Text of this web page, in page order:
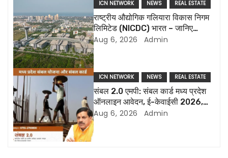
g
a
t
i
o
n
ICN NETWORK NEWS REAL ESTATE
राष्ट्रीय औद्योगिक गलियारा विकास निगम
लिमिटेड (NICDC) भारत – जानिए
सबकुछ
Aug 6, 2026 Admin
ICN NETWORK NEWS REAL ESTATE
संबल 2.0 एमपी: संबल कार्ड मध्य प्रदेश
ऑनलाइन आवेदन, ई-केवाईसी 2026,
पात्रता, स्थिति और डाउनलोड
Aug 6, 2026 Admin